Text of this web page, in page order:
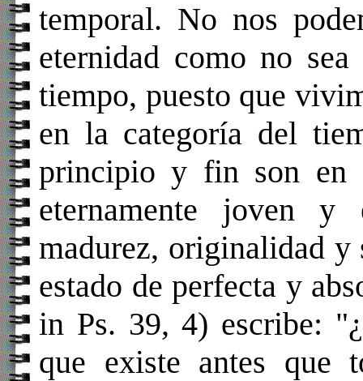
temporal. No nos
eternidad como no
tiempo, puesto que
en la categoría del
principio y fin son en
eternamente joven y
madurez, originalidad y
estado de perfecta y
in Ps. 39, 4) escribe:
que existe antes